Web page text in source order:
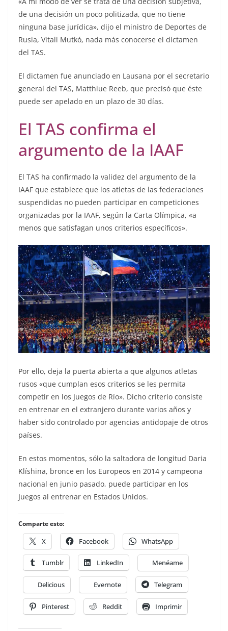
de una decisión un poco politizada, que no tiene
ninguna base jurídica», dijo el ministro de Deportes de
Rusia, Vitali Mutkó, nada más conocerse el dictamen
del TAS.
El dictamen fue anunciado en Lausana por el secretario
general del TAS, Matthiue Reeb, que precisó que éste
puede ser apelado en un plazo de 30 días.
El TAS confirma el
argumento de la IAAF
El TAS ha confirmado la validez del argumento de la
IAAF que establece que los atletas de las federaciones
suspendidas no pueden participar en competiciones
organizadas por la IAAF, según la Carta Olímpica, «a
menos que satisfagan unos criterios específicos».
Por ello, deja la puerta abierta a que algunos atletas
rusos «que cumplan esos criterios se les permita
competir en los Juegos de Río». Dicho criterio consiste
en entrenar en el extranjero durante varios años y
haber sido controlado por agencias antidopaje de otros
países.
En estos momentos, sólo la saltadora de longitud Daria
Klíshina, bronce en los Europeos en 2014 y campeona
nacional en junio pasado, puede participar en los
Juegos al entrenar en Estados Unidos.
Comparte esto:
X Facebook WhatsApp
Tumblr LinkedIn Menéame
Delicious Evernote Telegram
Pinterest Reddit Imprimir